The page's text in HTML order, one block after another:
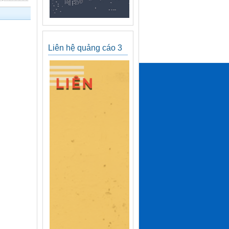
Liên hệ quảng cáo 3